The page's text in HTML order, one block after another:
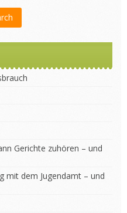
Gerichte zuhören – und
mit dem Jugendamt – und